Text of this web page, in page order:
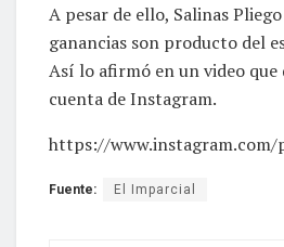
A pesar de ello, Salinas
ganancias son producto del
Así lo afirmó en un video que
cuenta de Instagram.
https://www.instagram.com/
Fuente: El Imparcial